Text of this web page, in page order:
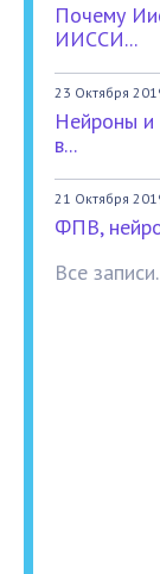
Почему
ИИССИ...
23 Октября
Нейроны и
в...
21 Октября
ФПВ,
Все